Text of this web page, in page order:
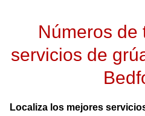
Números de
servicios de
Localiza los mejores